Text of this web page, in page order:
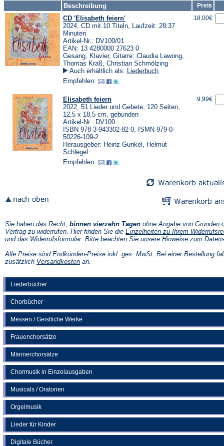
Liederbücher
Chorbücher
Messen / Geistliche Werke
Frauenchorsätze
Männerchorsätze
Chormusik in Einzelausgaben
Musicals / Oratorien
Orgelmusik
Lieder für Kinder
Digitale Bücher
Beschreibung
Preis
CD 'Elisabeth feiern'
2024, CD mit 10 Titeln, Laufzeit: 28:37
Minuten
Artikel-Nr.: DV100/01
EAN: 13 4280000 27623 0
Gesang, Klavier, Gitarre: Claudia Lawong,
Thomas Kraß, Christian Schmölzing
Auch erhältlich als: Liederbuch
Empfehlen:
18,00€
Elisabeth feiern
2022, 51 Lieder und Gebete, 120 Seiten,
12,5 x 18,5 cm, gebunden
Artikel-Nr.: DV100
ISBN 978-3-943302-82-0, ISMN 979-0-
50226-109-2
Herausgeber: Heinz Gunkel, Helmut
Schlegel
Empfehlen:
9,99€
Sie haben das Recht, binnen vierzehn Tagen ohne Angabe von Gründen
Vertrag zu widerrufen. Hier finden Sie die Einzelheiten zu Ihrem
und das Widerrufsformular(Öffnet
einem
neuen
. Bitte beachten Sie unsere Hinweise zum
Alle Preise sind Endkunden-Preise inkl. ges. MwSt. Bei einer Bestellung
zusätzlich Versandkosten(Öffnet
an.